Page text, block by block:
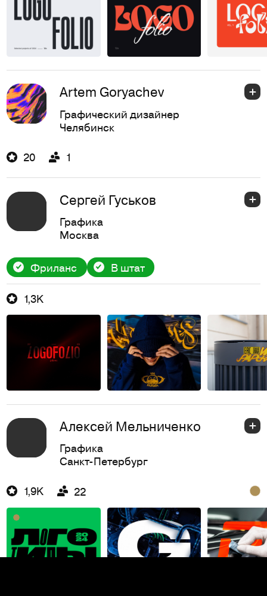
Artem Goryachev
Графический дизайнер
Челябинск
20 1
Сергей Гуськов
Графика
Москва
Фриланс В штат
1,3K
Алексей Мельниченко
Графика
Санкт-Петербург
1,9K 22